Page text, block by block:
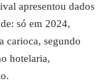
apresentou dados
só em 2024,
carioca, segundo
hotelaria,